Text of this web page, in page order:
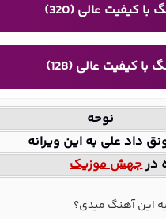
با کیفیت عالی (320)
با کیفیت عالی (128)
نوحه
داد علی به این ویرانه
درجهش موزیک
این آهنگ میدی؟